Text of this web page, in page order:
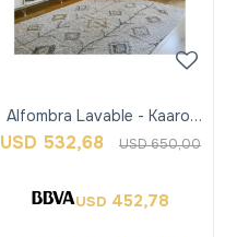
Alfombra Lavable - Kaarol
Earth - L - Lorena Canals
USD 532,68 USD650,00
USD 452,78